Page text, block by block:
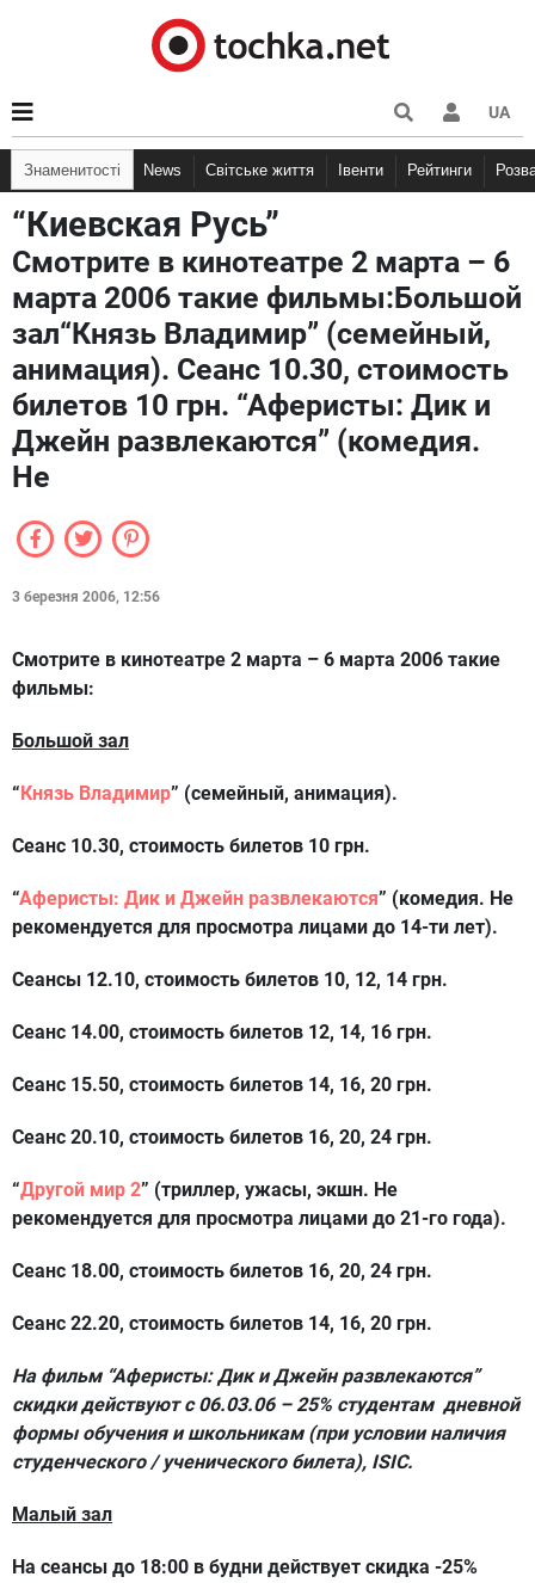
UA
Знаменитості News Світське життя Івенти Рейтинги
“Киевская Русь”
Смотрите в кинотеатре 2 марта – 6
марта 2006 такие фильмы:Большой
зал“Князь Владимир” (семейный,
анимация). Сеанс 10.30, стоимость
билетов 10 грн. “Аферисты: Дик и
Джейн развлекаются” (комедия.
Не
3 березня 2006, 12:56
Смотрите в кинотеатре 2 марта – 6 марта 2006 такие
фильмы:
Большой зал
“Князь Владимир” (семейный, анимация).
Сеанс 10.30, стоимость билетов 10 грн.
“Аферисты: Дик и Джейн развлекаются” (комедия. Не
рекомендуется для просмотра лицами до 14-ти лет).
Сеансы 12.10, стоимость билетов 10, 12, 14 грн.
Сеанс 14.00, стоимость билетов 12, 14, 16 грн.
Сеанс 15.50, стоимость билетов 14, 16, 20 грн.
Сеанс 20.10, стоимость билетов 16, 20, 24 грн.
“Другой мир 2” (триллер, ужасы, экшн. Не
рекомендуется для просмотра лицами до 21-го года).
Сеанс 18.00, стоимость билетов 16, 20, 24 грн.
Сеанс 22.20, стоимость билетов 14, 16, 20 грн.
На фильм “Аферисты: Дик и Джейн развлекаются”
скидки действуют с 06.03.06 – 25% студентам дневной
формы обучения и школьникам (при условии наличия
студенческого / ученического билета), ISIC.
Малый зал
На сеансы до 18:00 в будни действует скидка -25%